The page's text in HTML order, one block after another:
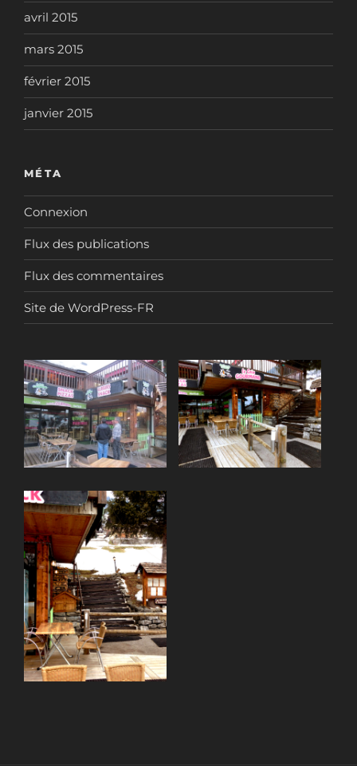
avril 2015
mars 2015
février 2015
janvier 2015
MÉTA
Connexion
Flux des publications
Flux des commentaires
Site de WordPress-FR